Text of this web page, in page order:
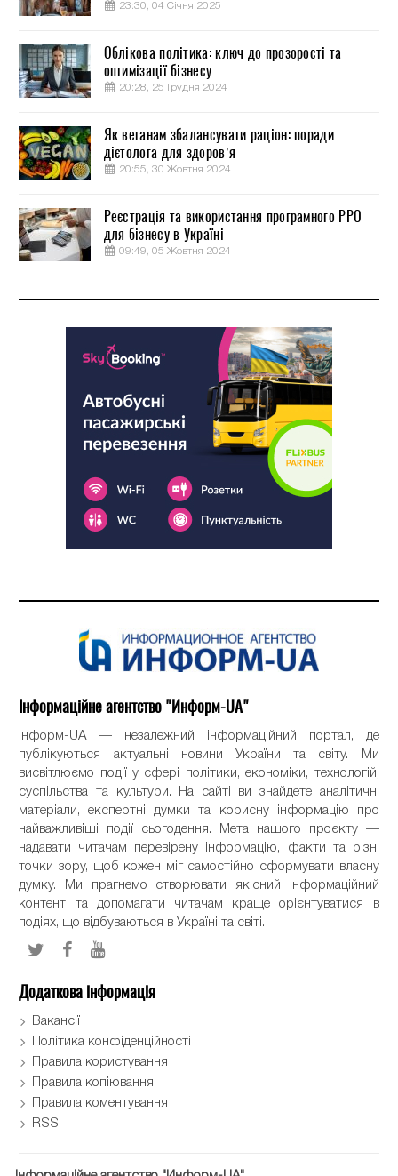
23:30, 04 Січня 2025
Облікова політика: ключ до прозорості та
оптимізації бізнесу
20:28, 25 Грудня 2024
Як веганам збалансувати раціон: поради
дієтолога для здоров’я
20:55, 30 Жовтня 2024
Реєстрація та використання програмного РРО
для бізнесу в Україні
09:49, 05 Жовтня 2024
Інформаційне агентство "Информ-UA"
Інформ-UA — незалежний інформаційний портал, де
публікуються актуальні новини України та світу. Ми
висвітлюємо події у сфері політики, економіки, технологій,
суспільства та культури. На сайті ви знайдете аналітичні
матеріали, експертні думки та корисну інформацію про
найважливіші події сьогодення. Мета нашого проєкту —
надавати читачам перевірену інформацію, факти та різні
точки зору, щоб кожен міг самостійно сформувати власну
думку. Ми прагнемо створювати якісний інформаційний
контент та допомагати читачам краще орієнтуватися в
подіях, що відбуваються в Україні та світі.
Додаткова інформація
Вакансії
Політика конфіденційності
Правила користування
Правила копіювання
Правила коментування
RSS